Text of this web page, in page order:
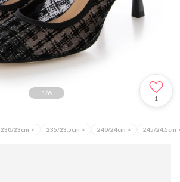
1/6
1
230/23cm × 235/23.5cm × 240/24cm × 245/24.5cm